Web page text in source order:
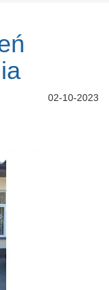
02-10-2023